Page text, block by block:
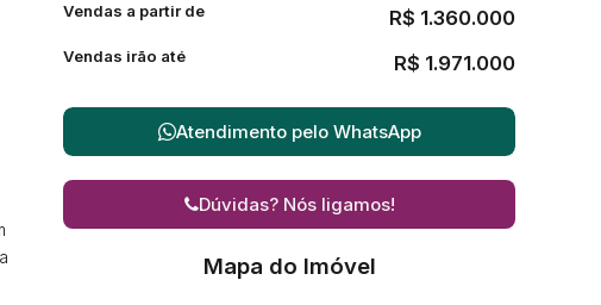
R$ 1.360.000
Vendas a partir de
R$ 1.971.000
Vendas irão até
Atendimento pelo WhatsApp
Dúvidas? Nós ligamos!
Mapa do Imóvel